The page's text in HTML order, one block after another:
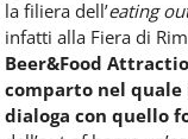
la filiera dell’eating
infatti alla Fiera di
Beer&Food
comparto nel
dialoga con quello